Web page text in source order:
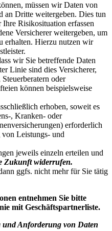
müssen wir Daten von
an Dritte weitergeben. Dies tun
Risikosituation erfassen
Versicherer weitergeben, um
erhalten. Hierzu nutzen wir
wir Sie betreffende Daten
Linie sind dies Versicherer,
oder
können beispielsweise
erhoben, soweit es
, Kranken- oder
erforderlich
Leistungs- und
jeweils einzeln erteilen und
Zukunft widerrufen.
ggfs. nicht mehr für Sie tätig
entnehmen Sie bitte
mit Geschäftspartnerliste.
Anforderung von Daten